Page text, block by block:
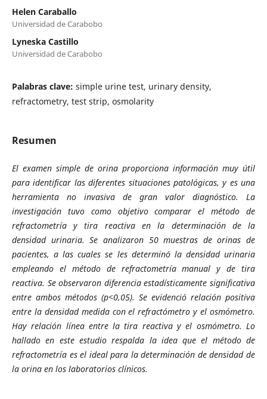
Helen Caraballo
Universidad de Carabobo
Lyneska Castillo
Universidad de Carabobo
Palabras clave: simple urine test, urinary density,
refractometry, test strip, osmolarity
Resumen
El examen simple de orina proporciona información muy útil
para identificar las diferentes situaciones patológicas, y es una
herramienta no invasiva de gran valor diagnóstico. La
investigación tuvo como objetivo comparar el método de
refractometría y tira reactiva en la determinación de la
densidad urinaria. Se analizaron 50 muestras de orinas de
pacientes, a las cuales se les determinó la densidad urinaria
empleando el método de refractometría manual y de tira
reactiva. Se observaron diferencia estadísticamente significativa
entre ambos métodos (p<0,05). Se evidenció relación positiva
entre la densidad medida con el refractómetro y el osmómetro.
Hay relación línea entre la tira reactiva y el osmómetro. Lo
hallado en este estudio respalda la idea que el método de
refractometría es el ideal para la determinación de densidad de
la orina en los laboratorios clínicos.